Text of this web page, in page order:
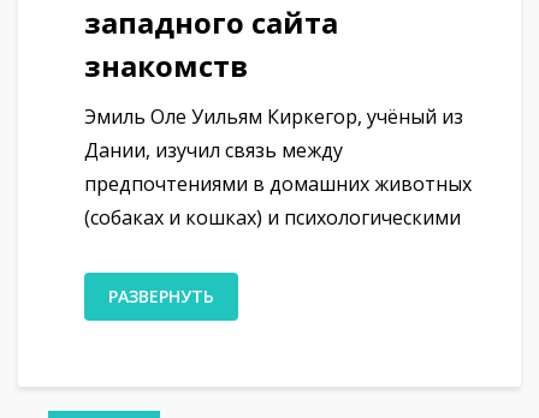
западного сайта
знакомств
Эмиль Оле Уильям Киркегор, учёный из
Дании, изучил связь между
предпочтениями в домашних животных
(собаках и кошках) и психологическими
РАЗВЕРНУТЬ